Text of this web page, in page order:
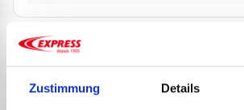
Zustimmung Details
PRODUKTE
PARTNER